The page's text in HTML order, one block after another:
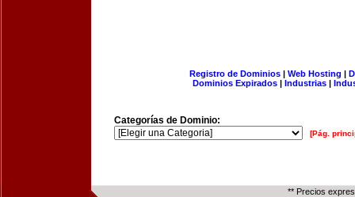
Registro de Dominios| Web Hosting |
Dominios Expirados | Industrias |
Categorías de Dominio:
[Pág.
** Precios